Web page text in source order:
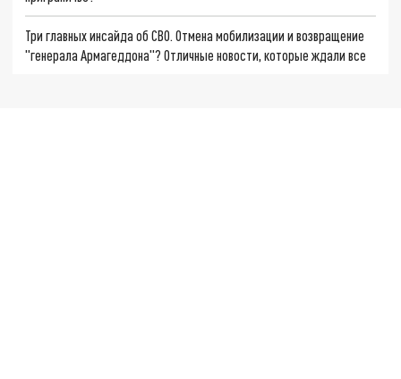
Три главных инсайда об СВО. Отмена мобилизации и возвращение
"генерала Армагеддона"? Отличные новости, которые ждали все